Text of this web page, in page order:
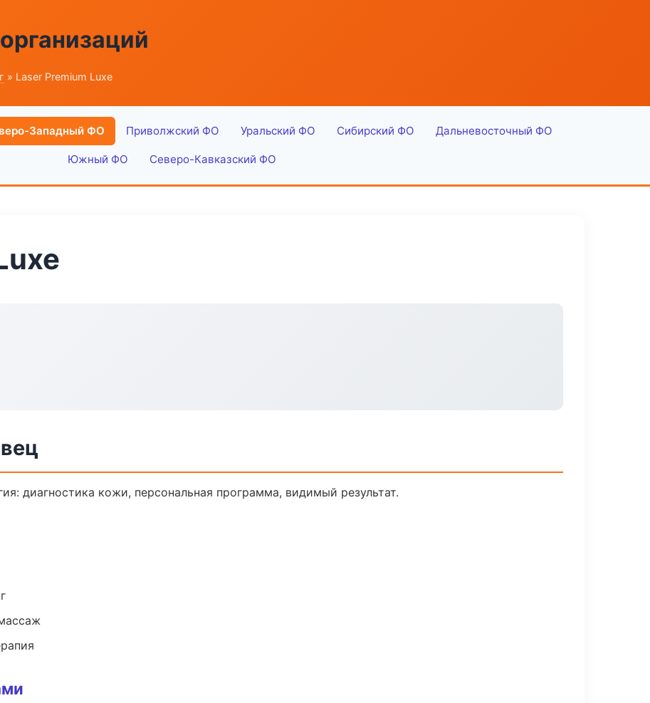
» Laser Premium Luxe
Западный ФО Приволжский ФО Уральский ФО Сибирский ФО Дальневосточный ФО
Южный ФО Северо-Кавказский ФО
диагностика кожи, персональная программа, видимый результат.